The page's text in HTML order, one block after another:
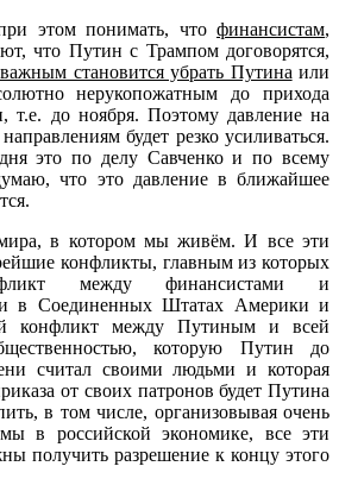
этом понимать, что финансистам,
что Путин с Трампом договорятся,
становится убрать Путина или
нерукопожатным до прихода
т.е. до ноября. Поэтому давление на
будет резко усиливаться.
это по делу Савченко и по всему
что это давление в ближайшее
в котором мы живëм. И все эти
конфликты, главным из которых
между финансистами и
в Соединенных Штатах Америки и
конфликт между Путиным и всей
которую Путин до
считал своими людьми и которая
от своих патронов будет Путина
в том числе, организовывая очень
в российской экономике, все эти
получить разрешение к концу этого